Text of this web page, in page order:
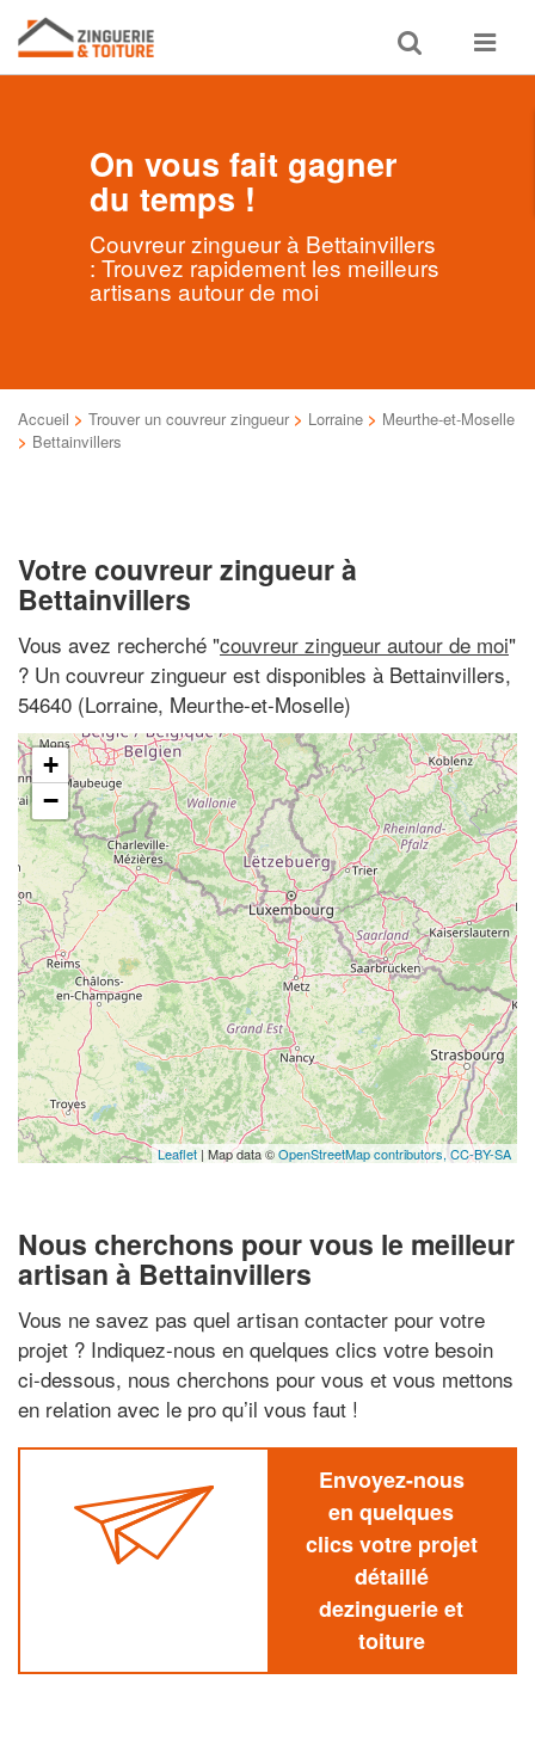
Toggle
search
Toggle
On vous fait gagner
du temps !
Couvreur zingueur à Bettainvillers
: Trouvez rapidement les meilleurs
artisans autour de moi
Accueil > Trouver un couvreur zingueur > Lorraine > Meurthe-et-Moselle
> Bettainvillers
Votre couvreur zingueur à
Bettainvillers
Vous avez recherché "couvreur zingueur autour de moi"
? Un couvreur zingueur est disponibles à Bettainvillers,
54640 (Lorraine, Meurthe-et-Moselle)
+
−
Leaflet | Map data ©OpenStreetMap contributors, CC-BY-SA
Nous cherchons pour vous le meilleur
artisan à Bettainvillers
Vous ne savez pas quel artisan contacter pour votre
projet ? Indiquez-nous en quelques clics votre besoin
ci-dessous, nous cherchons pour vous et vous mettons
en relation avec le pro qu’il vous faut !
Envoyez-nous
en quelques
clics votre projet
détaillé
dezinguerie et
toiture